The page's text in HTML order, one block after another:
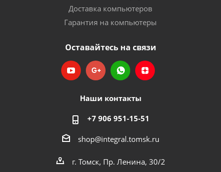
Доставка компьютеров
Гарантия на компьютеры
Оставайтесь на связи
Наши контакты
+7 906 951-15-51
shop@integral.tomsk.ru
г. Томск, Пр. Ленина, 30/2